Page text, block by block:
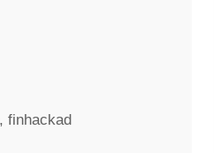
finhackad